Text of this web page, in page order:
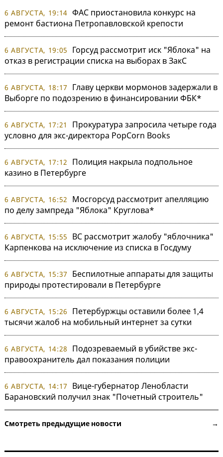
6 АВГУСТА, 19:14 ФАС приостановила конкурс на
ремонт бастиона Петропавловской крепости
6 АВГУСТА, 19:05
Горсуд рассмотрит иск "Яблока" на
отказ в регистрации списка на выборах в ЗакС
6 АВГУСТА, 18:17
Главу церкви мормонов задержали в
Выборге по подозрению в финансировании ФБК*
6 АВГУСТА, 17:21
Прокуратура запросила четыре года
условно для экс-директора PopCorn Books
6 АВГУСТА, 17:12
Полиция накрыла подпольное
казино в Петербурге
6 АВГУСТА, 16:52
Мосгорсуд рассмотрит апелляцию
по делу зампреда "Яблока" Круглова*
6 АВГУСТА, 15:55
ВС рассмотрит жалобу "яблочника"
Карпенкова на исключение из списка в Госдуму
6 АВГУСТА, 15:37
Беспилотные аппараты для защиты
природы протестировали в Петербурге
6 АВГУСТА, 15:26
Петербуржцы оставили более 1,4
тысячи жалоб на мобильный интернет за сутки
6 АВГУСТА, 14:28
Подозреваемый в убийстве экс-
правоохранитель дал показания полиции
6 АВГУСТА, 14:17
Вице-губернатор Ленобласти
Барановский получил знак "Почетный строитель"
Смотреть предыдущие новости →